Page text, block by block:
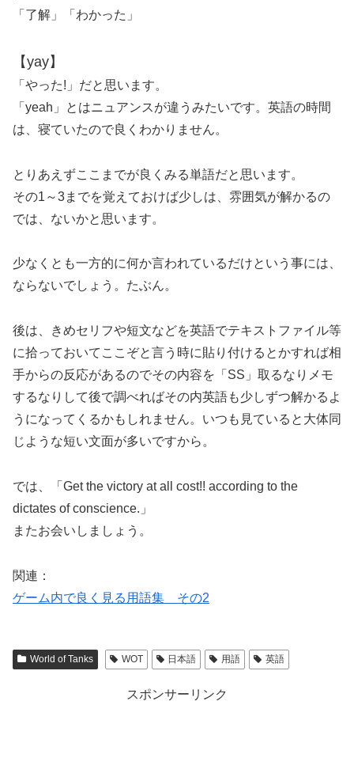
「了解」「わかった」
【yay】
「やった!」だと思います。
「yeah」とはニュアンスが違うみたいです。英語の時間
は、寝ていたので良くわかりません。
とりあえずここまでが良くみる単語だと思います。
その1～3までを覚えておけば少しは、雰囲気が解かるの
では、ないかと思います。
少なくとも一方的に何か言われているだけという事には、
ならないでしょう。たぶん。
後は、きめセリフや短文などを英語でテキストファイル等
に拾っておいてここぞと言う時に貼り付けるとかすれば相
手からの反応があるのでその内容を「SS」取るなりメモ
するなりして後で調べればその内英語も少しずつ解かるよ
うになってくるかもしれません。いつも見ていると大体同
じような短い文面が多いですから。
では、「Get the victory at all cost!! according to the
dictates of conscience. 」
またお会いしましょう。
関連：
ゲーム内で良く見る用語集 その2
World of Tanks WOT 日本語 用語 英語
スポンサーリンク